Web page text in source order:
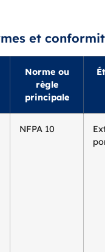
et
Norme ou
règle
principale
NFPA 10